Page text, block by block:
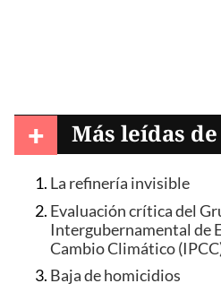
+ Más leídas de
La refinería invisible
Evaluación crítica del
Intergubernamental de
Cambio Climático
Baja de homicidios